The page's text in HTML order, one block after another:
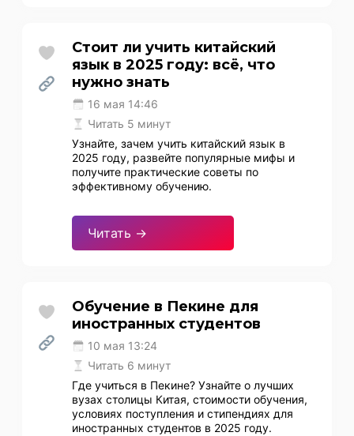
Стоит ли учить китайский
язык в 2025 году: всё, что
нужно знать
16 мая 14:46
Читать 5 минут
Узнайте, зачем учить китайский язык в
2025 году, развейте популярные мифы и
получите практические советы по
эффективному обучению.
Читать →
Обучение в Пекине для
иностранных студентов
10 мая 13:24
Читать 6 минут
Где учиться в Пекине? Узнайте о лучших
вузах столицы Китая, стоимости обучения,
условиях поступления и стипендиях для
иностранных студентов в 2025 году.